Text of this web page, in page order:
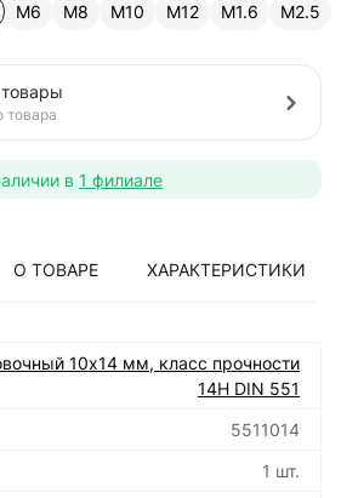
М6 М8 М10 М12 М1.6 М2.5
товара
в 1 филиале
О ТОВАРЕ ХАРАКТЕРИСТИКИ
10х14 мм, класс прочности
14Н DIN 551
5511014
1 шт.